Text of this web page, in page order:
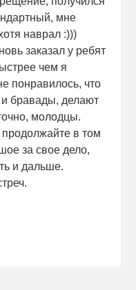
мне
наврал :)))
заказал у ребят
чем я
понравилось, что
бравады, делают
молодцы.
в том
за свое дело,
и дальше.